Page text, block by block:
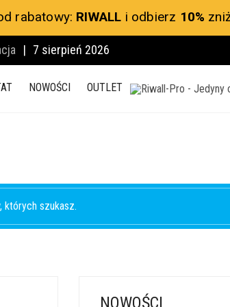
rabatowy: RIWALL i odbierz 10%
| 7 sierpień 2026
NOWOŚCI OUTLET
których szukasz.
NOWOŚCI